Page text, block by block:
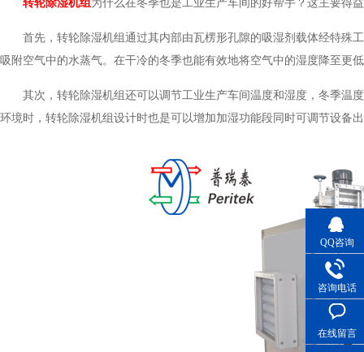
转轮除湿机组为什么在冬季也是工业生产车间的好帮手？这主要得
首先，转轮除湿机组通过其内部由瓦楞形孔隙的吸湿剂载体经特
吸附空气中的水蒸气。在干冷的冬季也能有效地将空气中的湿度降至更低
其次，转轮除湿机组还可以调节工业生产车间温度和湿度，冬
环境时，转轮除湿机组设计时也是可以增加加湿功能段同时可调节设备出
QQ咨询
咨询电话
在线留言